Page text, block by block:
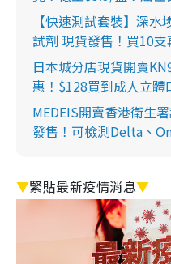
【快速測試套裝】深
試劑 現貨發售！買10
日本城分店現貨開賣
惠！$128買到成人立
MEDEIS開賣香港衛生
發售！可檢測Delta、
▼緊貼最新疫情消息▼